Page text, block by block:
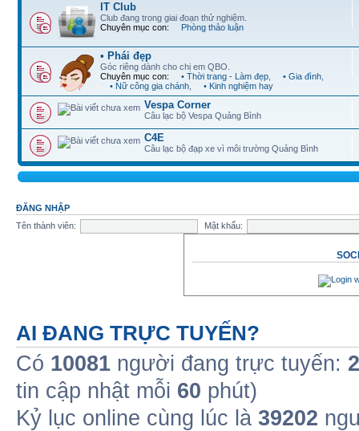
IT Club
Club đang trong giai đoạn thử nghiệm.
Chuyên mục con:
Phòng thảo luận
• Phái đẹp
Góc riêng dành cho chị em QBO.
Chuyên mục con:
• Thời trang - Làm đẹp • Gia đình
• Nữ công gia chánh
• Kinh nghiệm hay
Vespa Corner
Câu lạc bộ Vespa Quảng Bình
C4E
Câu lạc bộ đạp xe vì môi trường Quảng Bình
ĐĂNG NHẬP
Tên thành viên:
Mật khẩu:
AI ĐANG TRỰC TUYẾN?
Có 10081 người đang trực tuyến: 2
tin cập nhật mỗi 60 phút)
Kỷ lục online cùng lúc là 39202